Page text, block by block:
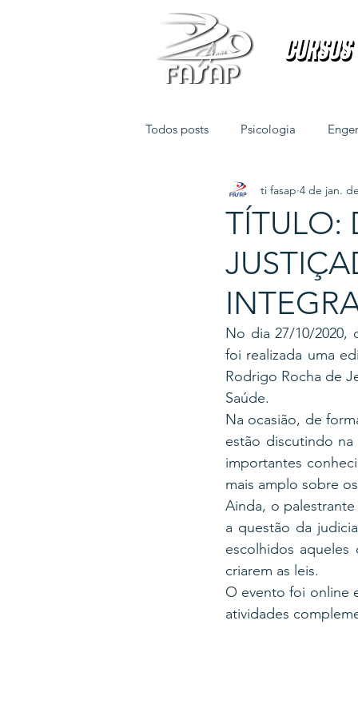
Cursos
Cursos
Todos posts Psicologia
Fisioterapia
TÍTULO:
ti fasap 4 de jan.
No dia 27/10/2020,
foi realizada uma
Rodrigo Rocha de
Saúde.
Na ocasião, de
estão discutindo
importantes
mais amplo sobre
Ainda, o
a questão da
escolhidos
criarem as leis.
O evento foi online
atividades